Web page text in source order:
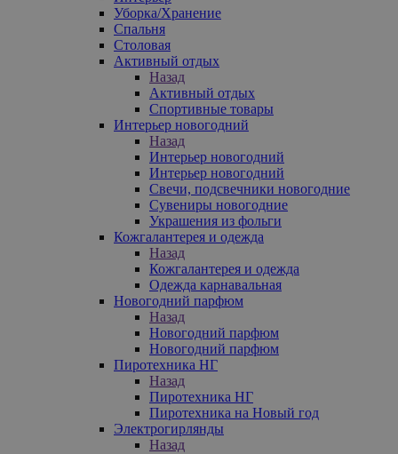
Уборка/Хранение
Спальня
Столовая
Активный отдых
Назад
Активный отдых
Спортивные товары
Интерьер новогодний
Назад
Интерьер новогодний
Интерьер новогодний
Свечи, подсвечники новогодние
Сувениры новогодние
Украшения из фольги
Кожгалантерея и одежда
Назад
Кожгалантерея и одежда
Одежда карнавальная
Новогодний парфюм
Назад
Новогодний парфюм
Новогодний парфюм
Пиротехника НГ
Назад
Пиротехника НГ
Пиротехника на Новый год
Электрогирлянды
Назад